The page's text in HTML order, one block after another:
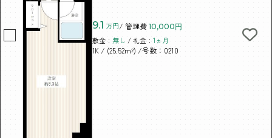
9.1 万円/ 管理費 10,000円
敷金： 無し / 礼金： 1ヵ月
1K / (25.52m²) /号数：0210